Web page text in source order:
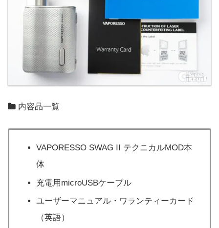
内容品一覧
VAPORESSO SWAG II テクニカルMOD本
体
充電用microUSBケーブル
ユーザーマニュアル・ワランティーカード
（英語）